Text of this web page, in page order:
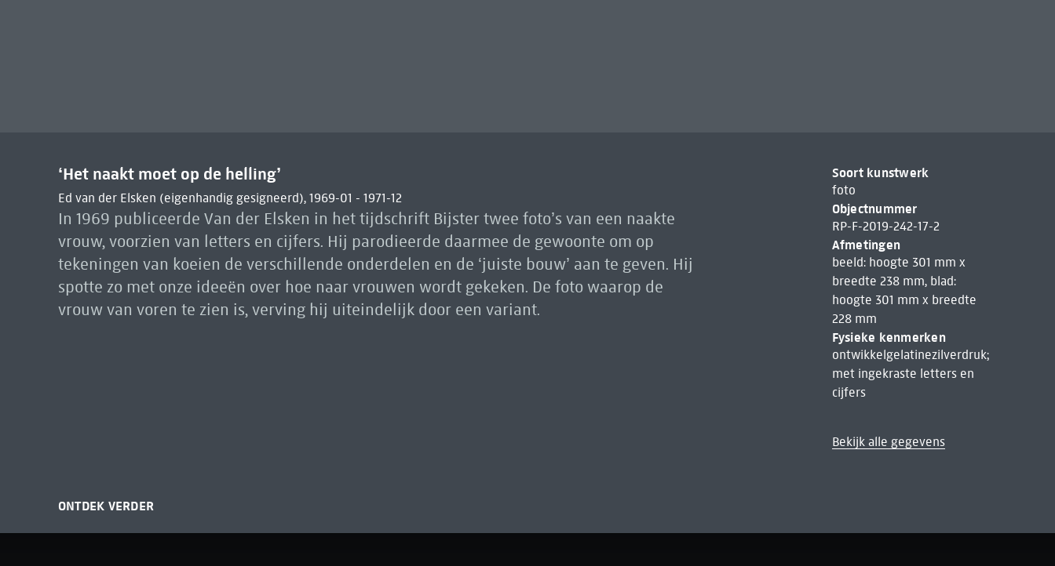
‘Het naakt moet op de helling’
Ed van der Elsken (eigenhandig gesigneerd), 1969-01 - 1971-12
In 1969 publiceerde Van der Elsken in het tijdschrift Bijster twee foto’s van een naakte
vrouw, voorzien van letters en cijfers. Hij parodieerde daarmee de gewoonte om op
tekeningen van koeien de verschillende onderdelen en de ‘juiste bouw’ aan te geven. Hij
spotte zo met onze ideeën over hoe naar vrouwen wordt gekeken. De foto waarop de
vrouw van voren te zien is, verving hij uiteindelijk door een variant.
Soort kunstwerk
foto
Objectnummer
RP-F-2019-242-17-2
Afmetingen
beeld: hoogte 301 mm x
breedte 238 mm, blad:
hoogte 301 mm x breedte
228 mm
Fysieke kenmerken
ontwikkelgelatinezilverdruk;
met ingekraste letters en
cijfers
Bekijk alle gegevens
ONTDEK VERDER